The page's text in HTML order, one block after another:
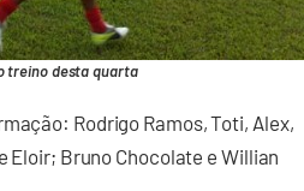
treino desta quarta
Rodrigo Ramos, Toti, Alex,
Eloir; Bruno Chocolate e Willian